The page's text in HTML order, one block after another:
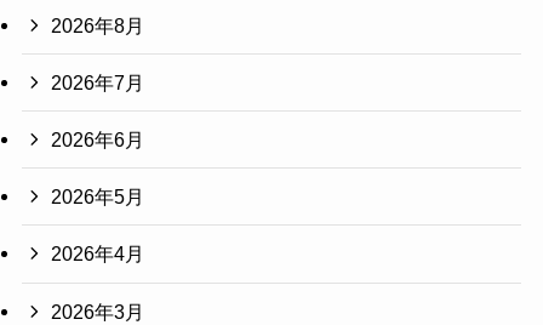
2026年8月
2026年7月
2026年6月
2026年5月
2026年4月
2026年3月